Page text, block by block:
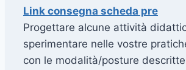
Link consegna scheda pre
Progettare alcune attività
sperimentare nelle vostre
con le modalità/posture